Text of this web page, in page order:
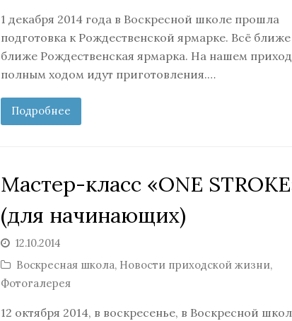
1 декабря 2014 года в Воскресной школе прошла
подготовка к Рождественской ярмарке. Всё
ближе Рождественская ярмарка. На нашем
полным ходом идут приготовления.…
Подробнее
Мастер-класс «ONE
(для начинающих)
12.10.2014
Воскресная школа, Новости приходской жизни,
Фотогалерея
12 октября 2014, в воскресенье, в Воскресной